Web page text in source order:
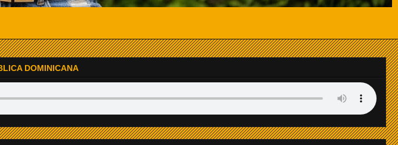
DOMINICANA